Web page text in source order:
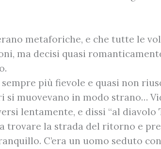
metaforiche, e che tutte le
ma decisi quasi
più fievole e quasi non
si muovevano in modo strano…
lentamente, e dissi “al diavolo
trovare la strada del ritorno e
C’era un uomo seduto